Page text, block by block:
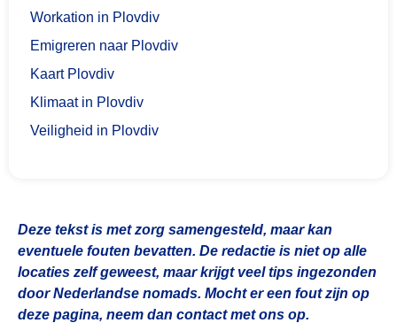
Workation in Plovdiv
Emigreren naar Plovdiv
Kaart Plovdiv
Klimaat in Plovdiv
Veiligheid in Plovdiv
Deze tekst is met zorg samengesteld, maar kan
eventuele fouten bevatten. De redactie is niet op alle
locaties zelf geweest, maar krijgt veel tips ingezonden
door Nederlandse nomads. Mocht er een fout zijn op
deze pagina, neem dan contact met ons op.